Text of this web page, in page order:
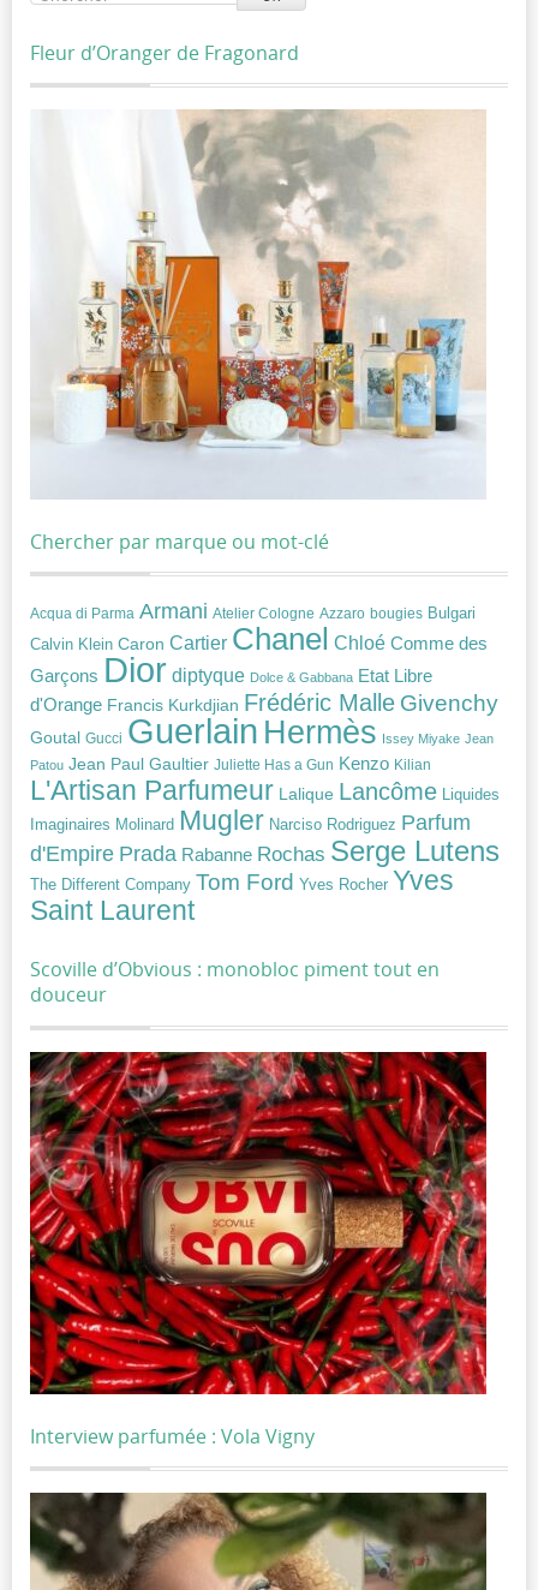
Fleur d’Oranger de Fragonard
Chercher par marque ou mot-clé
Acqua di Parma Armani Atelier Cologne Azzaro bougies Bulgari
Calvin Klein Caron Cartier Chanel Chloé Comme des
Garçons Dior diptyque Dolce & Gabbana Etat Libre
d'Orange Francis Kurkdjian Frédéric Malle Givenchy
Goutal Gucci Guerlain Hermès Issey Miyake Jean
Patou Jean Paul Gaultier Juliette Has a Gun Kenzo Kilian
L'Artisan Parfumeur Lalique Lancôme Liquides
Imaginaires Molinard Mugler Narciso Rodriguez Parfum
d'Empire Prada Rabanne Rochas Serge Lutens
The Different Company Tom Ford Yves Rocher Yves
Saint Laurent
Scoville d’Obvious : monobloc piment tout en
douceur
Interview parfumée : Vola Vigny